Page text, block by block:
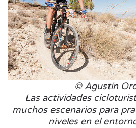
© Agustín
Las actividades
muchos escenarios para
niveles en el